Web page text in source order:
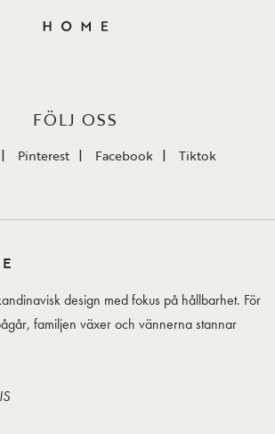
FÖLJ OSS
Pinterest Facebook Tiktok
design med fokus på hållbarhet. För
familjen växer och vännerna stannar